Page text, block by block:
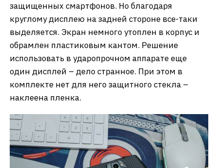
защищенных смартфонов. Но благодаря
круглому дисплею на задней стороне все-таки
выделяется. Экран немного утоплен в корпус и
обрамлен пластиковым кантом. Решение
использовать в ударопрочном аппарате еще
один дисплей – дело странное. При этом в
комплекте нет для него защитного стекла –
наклеена пленка.